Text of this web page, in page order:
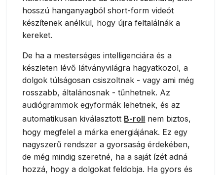
hosszú hanganyagból short-form videót
készítenek anélkül, hogy újra feltalálnák a
kereket.
De ha a mesterséges intelligenciára és a
készleten lévő látványvilágra hagyatkozol, a
dolgok túlságosan csiszoltnak - vagy ami még
rosszabb, általánosnak - tűnhetnek. Az
audiógrammok egyformák lehetnek, és az
automatikusan kiválasztott B-roll nem biztos,
hogy megfelel a márka energiájának. Ez egy
nagyszerű rendszer a gyorsaság érdekében,
de még mindig szeretné, ha a saját ízét adná
hozzá, hogy a dolgokat feldobja. Ha gyors és